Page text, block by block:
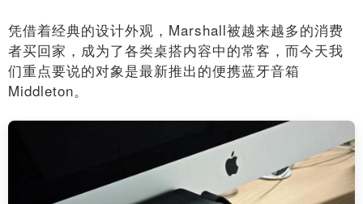
凭借着经典的设计外观，Marshall被越来越多的消费
者买回家，成为了各类桌搭内容中的常客，而今天我
们重点要说的对象是最新推出的便携蓝牙音箱
Middleton。